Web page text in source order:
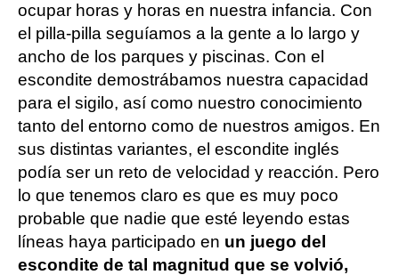
ocupar horas y horas en nuestra infancia. Con
el pilla-pilla seguíamos a la gente a lo largo y
ancho de los parques y piscinas. Con el
escondite demostrábamos nuestra capacidad
para el sigilo, así como nuestro conocimiento
tanto del entorno como de nuestros amigos. En
sus distintas variantes, el escondite inglés
podía ser un reto de velocidad y reacción. Pero
lo que tenemos claro es que es muy poco
probable que nadie que esté leyendo estas
líneas haya participado en un juego del
escondite de tal magnitud que se volvió,